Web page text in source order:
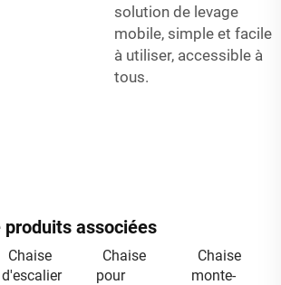
solution de levage
mobile, simple et facile
à utiliser, accessible à
tous.
produits associées
Chaise
d'escalier
Chaise
pour
Chaise
monte-